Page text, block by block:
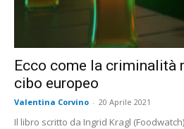
Ecco come la criminalità
cibo europeo
Valentina Corvino - 20 Aprile 2021
Il libro scritto da Ingrid Kragl